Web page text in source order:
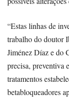
“Estas linhas de
trabalho do doutor
Jiménez Díaz e do
precisa, preventiva
tratamentos
betabloqueadores